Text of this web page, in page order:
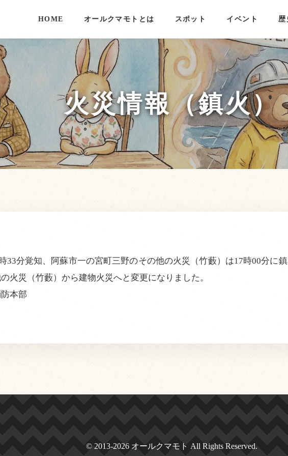
HOME オールクマモトとは スポット イベント 歴
火災情報（鎮火）
33分覚知、阿蘇市一の宮町三野のその他の火災（竹藪）は17時00分に
火災（竹藪）から建物火災へと変更になりました。
本部
© 2013-2026 オールクマモト All Rights Reserved.